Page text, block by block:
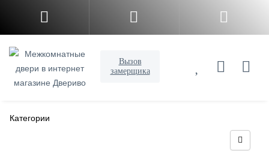
Вызов
замерщика
Категории